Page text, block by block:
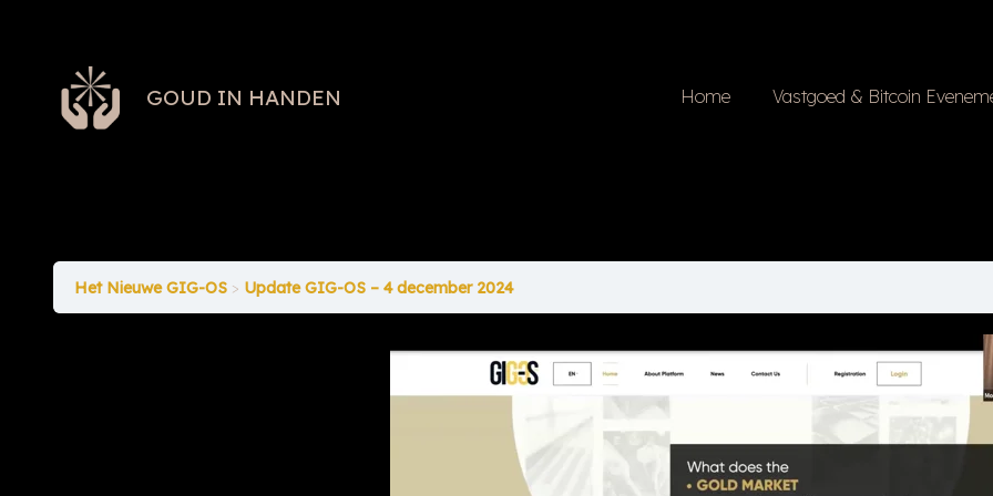
GOUD IN HANDEN Home Vastgoed & Bitcoin
Het Nieuwe GIG-OS Update GIG-OS – 4 december 2024